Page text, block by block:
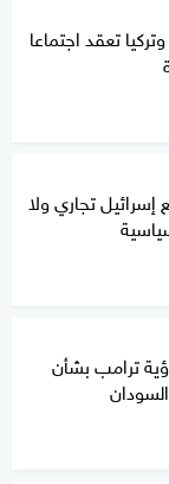
تعقد اجتماعا
إسرائيل تجاري ولا
ترامب بشأن